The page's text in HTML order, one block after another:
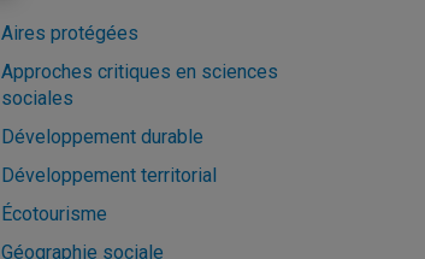
Aires protégées
Approches critiques en sciences
sociales
Développement durable
Développement territorial
Écotourisme
Géographie sociale